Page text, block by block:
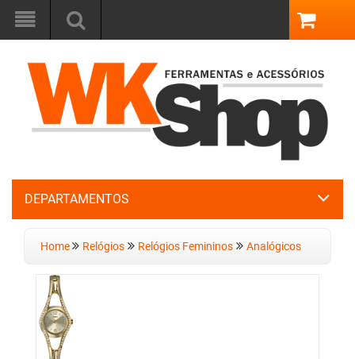
DEPARTAMENTOS
Home Relógios Relógios Femininos Analógicos